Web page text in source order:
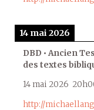
14 mai 2026
DBD • Ancien
des textes
14 mai 2026
http://